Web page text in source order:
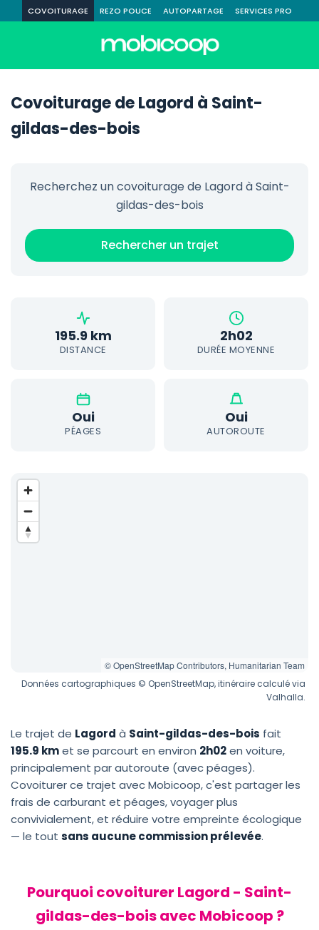
COVOITURAGE REZO POUCE AUTOPARTAGE SERVICES PRO
Covoiturage de Lagord à Saint-
gildas-des-bois
Recherchez un covoiturage de Lagord à Saint-
gildas-des-bois
Rechercher un trajet
195.9 km
DISTANCE
2h02
DURÉE MOYENNE
Oui
PÉAGES
Oui
AUTOROUTE
© OpenStreetMap Contributors, Humanitarian Team
Données cartographiques © OpenStreetMap, itinéraire calculé via
Valhalla.
Le trajet de Lagord à Saint-gildas-des-bois fait
195.9 kmet se parcourt en environ 2h02en voiture,
principalement par autoroute (avec péages).
Covoiturer ce trajet avec Mobicoop, c'est partager les
frais de carburant et péages, voyager plus
convivialement, et réduire votre empreinte écologique
— le tout sans aucune commission prélevée.
Pourquoi covoiturer Lagord - Saint-
gildas-des-bois avec Mobicoop ?